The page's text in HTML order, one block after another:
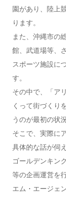
園があり、陸上
ります。
また、沖縄市の
館、武道場等、
スポーツ施設に
す。
その中で、「ア
くって街づくり
うのが最初の状
そこで、実際に
具体的な話が伺
ゴールデンキン
等の企画運営を
エム・エージェ